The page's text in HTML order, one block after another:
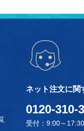
ネット注文に関
0120-310-
受付：9:00～17:30